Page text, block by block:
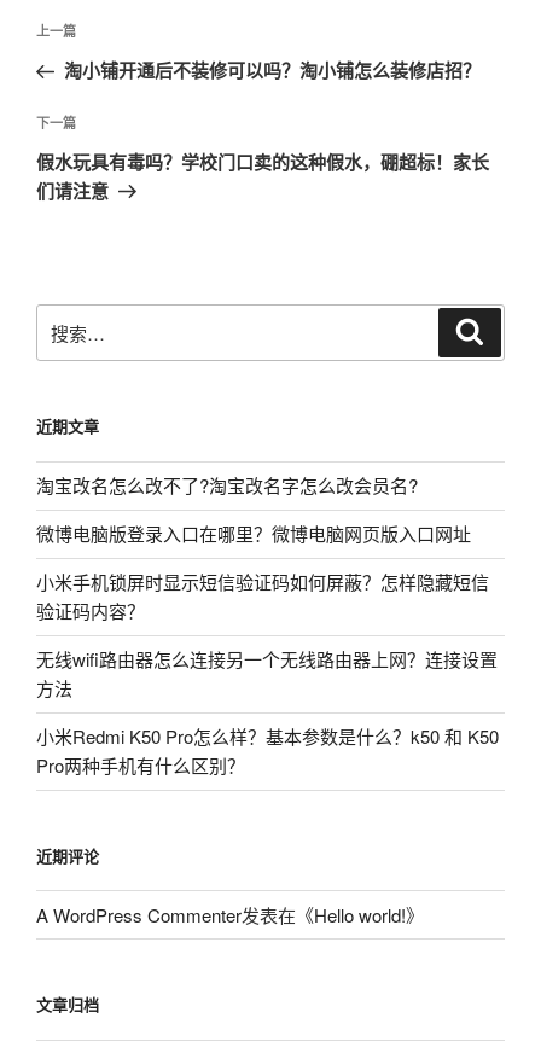
文
导
航
上
一
文
章
上一篇
淘小铺开通后不装修可以吗？淘小铺怎么装修店招？
下
一
篇
下一篇
假水玩具有毒吗？学校门口卖的这种假水，硼超标！家长
们请注意
搜
索：
近期文章
淘宝改名怎么改不了?淘宝改名字怎么改会员名?
微博电脑版登录入口在哪里？微博电脑网页版入口网址
小米手机锁屏时显示短信验证码如何屏蔽？怎样隐藏短信
验证码内容？
无线wifi路由器怎么连接另一个无线路由器上网？连接设置
方法
小米Redmi K50 Pro怎么样？基本参数是什么？k50 和 K50
Pro两种手机有什么区别？
近期评论
A WordPress Commenter发表在《Hello world!》
文章归档